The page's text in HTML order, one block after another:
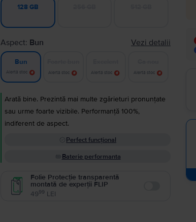
128 GB
Aspect: Bun Vezi detalii
Bun
Alertă stoc Alertă stoc Alertă stoc Alertă stoc
Arată bine. Prezintă mai multe zgârieturi pronunțate
sau urme foarte vizibile. Performanță 100%,
indiferent de aspect.
Perfect funcțional
Baterie performanta
Folie Protecție transparentă
montată de experții FLIP
4999 LEI